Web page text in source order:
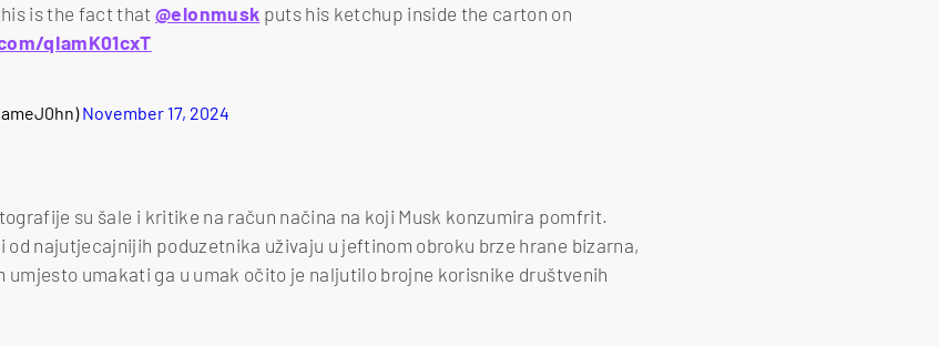
is the fact that@elonmusk puts his ketchup inside the carton on
qIamK01cxT
November 17, 2024
su šale i kritike na račun načina na koji Musk konzumira pomfrit.
od najutjecajnijih poduzetnika uživaju u jeftinom obroku brze hrane bizarna,
umakati ga u umak očito je naljutilo brojne korisnike društvenih